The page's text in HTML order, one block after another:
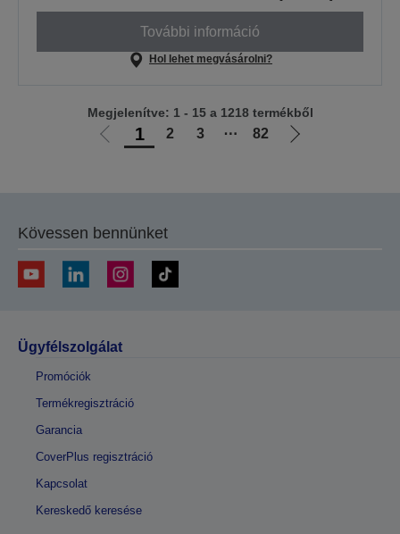
További információ
Hol lehet megvásárolni?
Előző
1 2 3 ⋯ 82
Következő
Megjelenítve: 1 - 15 a 1218 termékből
Kövessen bennünket
Ügyfélszolgálat
Promóciók
Termékregisztráció
Garancia
CoverPlus regisztráció
Kapcsolat
Kereskedő keresése